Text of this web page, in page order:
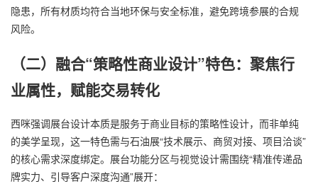
隐患，所有材质均符合当地环保与安全标准，避免跨境参展的合规
风险。
（二）融合“策略性商业设计”特色：聚焦行
业属性，赋能交易转化
西咪强调展台设计本质是服务于商业目标的策略性设计，而非单纯
的美学呈现，这一特色需与石油展“技术展示、商贸对接、项目洽谈”
的核心需求深度绑定。展台功能分区与视觉设计需围绕“精准传递品
牌实力、引导客户深度沟通”展开：